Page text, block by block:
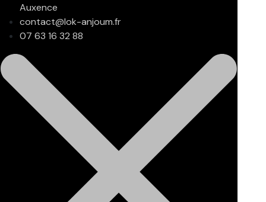
Auxence
contact@lok-anjoum.fr
07 63 16 32 88